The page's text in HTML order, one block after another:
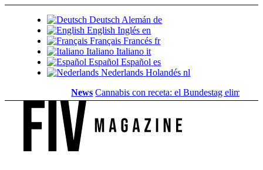
Deutsch Alemán de
English Inglés en
Français Francés fr
Italiano Italiano it
Español Español es
Nederlands Holandés nl
News Cannabis con receta: el Bundestag elimina la...